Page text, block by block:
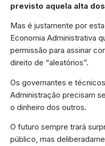
previsto aquela alta
Mas é justamente por
Economia Administrativa
permissão para assinar
direito de “aleatórios”.
Os governantes e
Administração precisam
o dinheiro dos outros.
O futuro sempre trará
público, mas